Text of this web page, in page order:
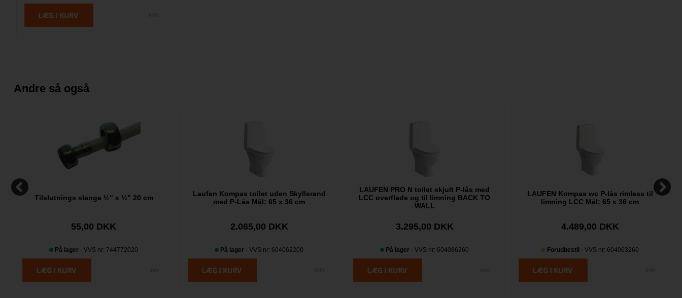
Andre så også
Tilslutnings slange ½" x ½" 20 cm
55,00 DKK
På lager - VVS nr: 744772020
Laufen Kompas toilet uden Skyllerand
med P-Lås Mål: 65 x 36 cm
2.065,00 DKK
På lager - VVS nr: 604062200
LAUFEN PRO N toilet skjult P-lås med
LCC overflade og til limning BACK TO
WALL
3.295,00 DKK
På lager - VVS nr: 604086260
LAUFEN Kompas wc P-lås rimless til
limning LCC Mål: 65 x 36 cm
4.489,00 DKK
Forudbestil - VVS nr: 604063260